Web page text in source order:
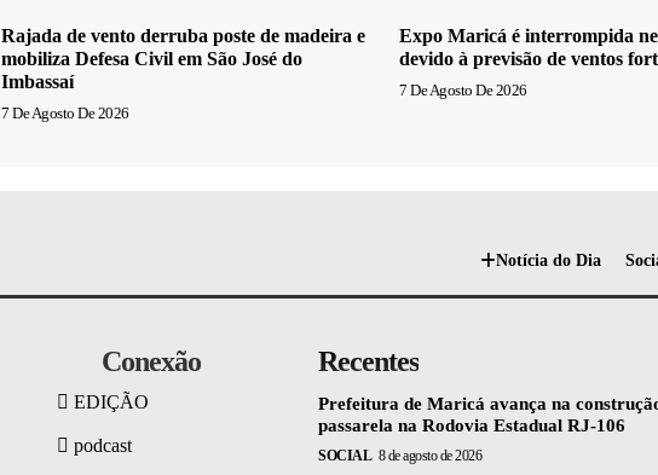
Rajada de vento derruba poste de madeira e
mobiliza Defesa Civil em São José do
Imbassaí
7 De Agosto De 2026
Expo Maricá é interrompida
devido à previsão de ventos
7 De Agosto De 2026
Notícia do Dia
Conexão
EDIÇÃO
podcast
Recentes
Prefeitura de Maricá avança na
passarela na Rodovia Estadual RJ-106
SOCIAL 8 de agosto de 2026